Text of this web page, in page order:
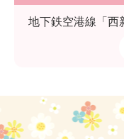
地下鉄空港線「西